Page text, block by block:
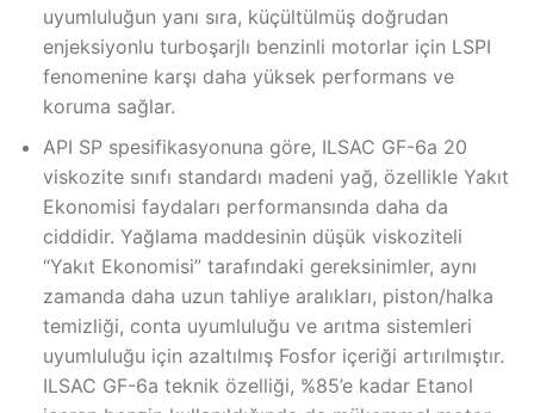
uyumluluğun yanı sıra, küçültülmüş doğrudan
enjeksiyonlu turboşarjlı benzinli motorlar için LSPI
fenomenine karşı daha yüksek performans ve
koruma sağlar.
API SP spesifikasyonuna göre, ILSAC GF-6a 20
viskozite sınıfı standardı madeni yağ, özellikle Yakıt
Ekonomisi faydaları performansında daha da
ciddidir. Yağlama maddesinin düşük viskoziteli
“Yakıt Ekonomisi” tarafındaki gereksinimler, aynı
zamanda daha uzun tahliye aralıkları, piston/halka
temizliği, conta uyumluluğu ve arıtma sistemleri
uyumluluğu için azaltılmış Fosfor içeriği artırılmıştır.
ILSAC GF-6a teknik özelliği, %85’e kadar Etanol